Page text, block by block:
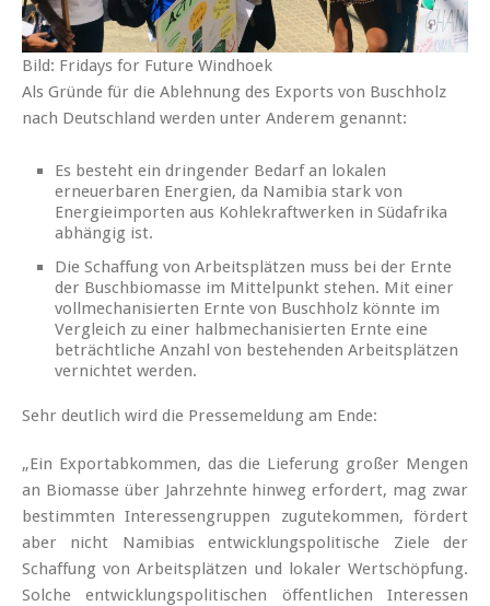
Bild: Fridays for Future Windhoek
Als Gründe für die Ablehnung des Exports von Buschholz
nach Deutschland werden unter Anderem genannt:
Es besteht ein dringender Bedarf an lokalen
erneuerbaren Energien, da Namibia stark von
Energieimporten aus Kohlekraftwerken in Südafrika
abhängig ist.
Die Schaffung von Arbeitsplätzen muss bei der Ernte
der Buschbiomasse im Mittelpunkt stehen. Mit einer
vollmechanisierten Ernte von Buschholz könnte im
Vergleich zu einer halbmechanisierten Ernte eine
beträchtliche Anzahl von bestehenden Arbeitsplätzen
vernichtet werden.
Sehr deutlich wird die Pressemeldung am Ende:
„Ein Exportabkommen, das die Lieferung großer Mengen
an Biomasse über Jahrzehnte hinweg erfordert, mag zwar
bestimmten Interessengruppen zugutekommen, fördert
aber nicht Namibias entwicklungspolitische Ziele der
Schaffung von Arbeitsplätzen und lokaler Wertschöpfung.
Solche entwicklungspolitischen öffentlichen Interessen